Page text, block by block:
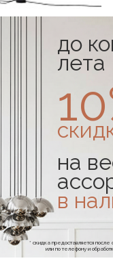
до
лета
на
в
* скидка предоставляется
или по телефону и